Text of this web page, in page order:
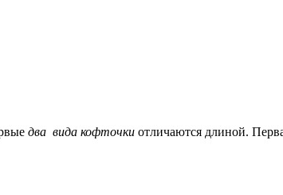
два вида кофточки отличаются длиной.